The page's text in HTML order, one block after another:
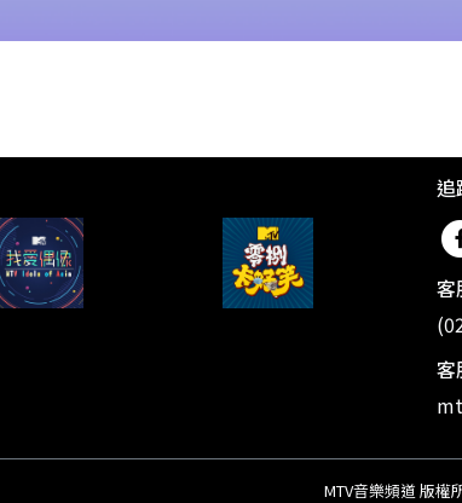
追
客
客
MTV音樂頻道 版